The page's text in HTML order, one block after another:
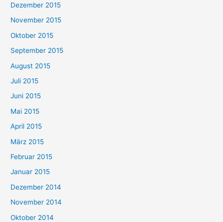
Dezember 2015
November 2015
Oktober 2015
September 2015
August 2015
Juli 2015
Juni 2015
Mai 2015
April 2015
März 2015
Februar 2015
Januar 2015
Dezember 2014
November 2014
Oktober 2014